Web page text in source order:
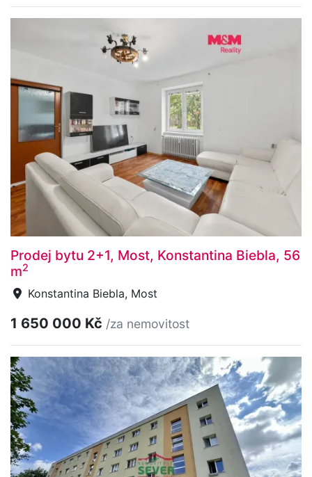
Prodej bytu 2+1, Most, Konstantina Biebla, 56
m2
Konstantina Biebla, Most
1 650 000 Kč /za nemovitost